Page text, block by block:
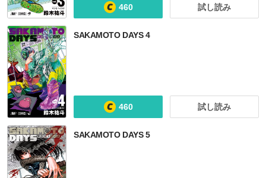
460 試し読み
SAKAMOTO DAYS 4
460 試し読み
SAKAMOTO DAYS 5